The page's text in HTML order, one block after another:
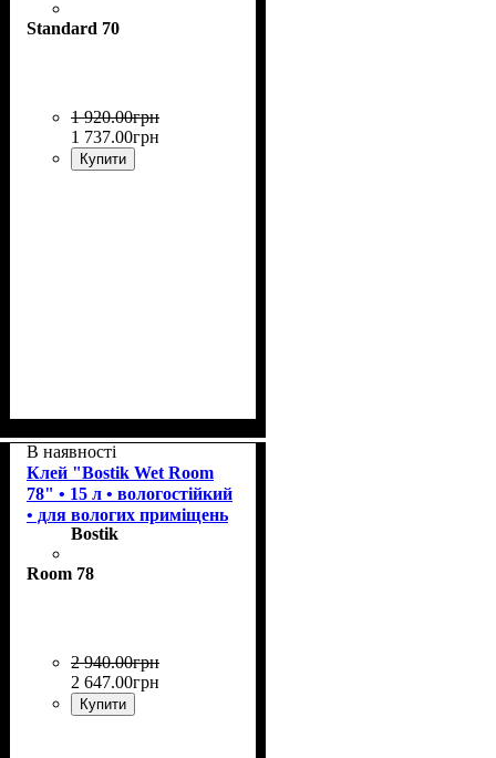
Standard 70
1 920.00грн
1 737.00грн
Купити
В наявності
Клей "Bostik Wet Room
78" • 15 л • вологостійкий
• для вологих приміщень
та важких покриттів
Bostik
Room 78
2 940.00грн
2 647.00грн
Купити